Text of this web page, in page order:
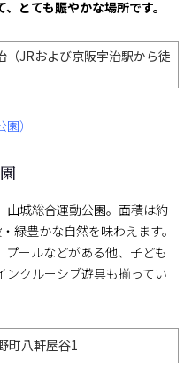
とても賑やかな場所です。
（JRおよび京阪宇治駅から徒
）
山城総合運動公園。面積は約
緑豊かな自然を味わえます。
ールなどがある他、子ども
クルーシブ遊具も揃ってい
町八軒屋谷1